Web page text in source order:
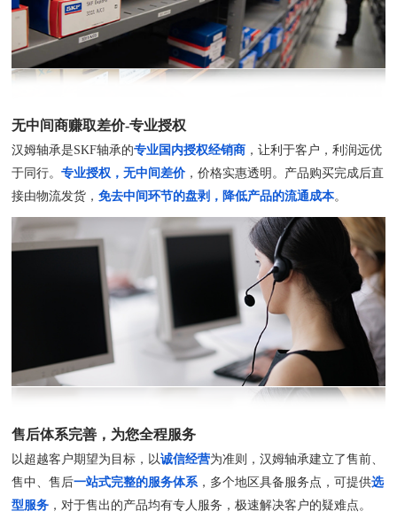
无中间商赚取差价-专业授权
汉姆轴承是SKF轴承的专业国内授权经销商 ，让利于客户，利润远优
于同行。专业授权，无中间差价 ，价格实惠透明。产品购买完成后直
接由物流发货，免去中间环节的盘剥，降低产品的流通成本。
售后体系完善，为您全程服务
以超越客户期望为目标，以诚信经营为准则，汉姆轴承建立了售前、
售中、售后一站式完整的服务体系，多个地区具备服务点，可提供选
型服务 ，对于售出的产品均有专人服务，极速解决客户的疑难点。